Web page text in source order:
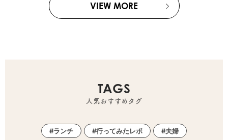
VIEW MORE
TAGS
人気おすすめタグ
ランチ 行ってみたレポ 夫婦